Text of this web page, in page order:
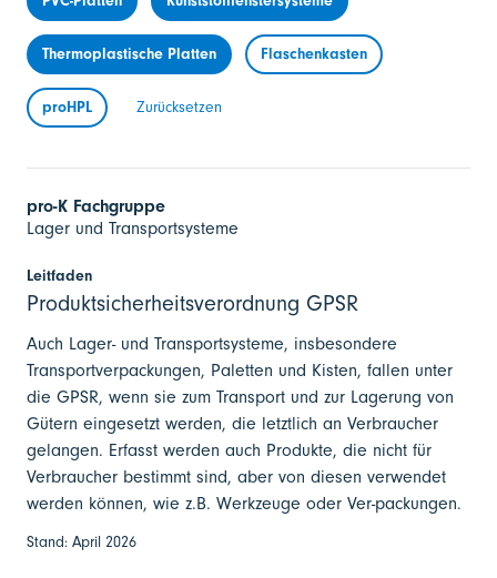
Thermoplastische Platten Flaschenkasten
proHPL Zurücksetzen
pro-K Fachgruppe
Lager und Transportsysteme
Leitfaden
Produktsicherheitsverordnung GPSR
Auch Lager- und Transportsysteme, insbesondere
Transportverpackungen, Paletten und Kisten, fallen unter
die GPSR, wenn sie zum Transport und zur Lagerung von
Gütern eingesetzt werden, die letztlich an Verbraucher
gelangen. Erfasst werden auch Produkte, die nicht für
Verbraucher bestimmt sind, aber von diesen verwendet
werden können, wie z.B. Werkzeuge oder Ver-packungen.
Stand: April 2026